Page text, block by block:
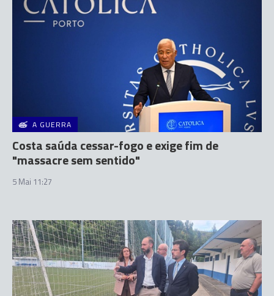
A GUERRA
Costa saúda cessar-fogo e exige fim de
"massacre sem sentido"
5 Mai 11:27